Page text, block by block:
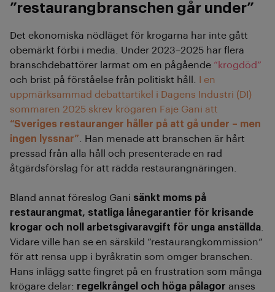
”restaurangbranschen går under”
Det ekonomiska nödläget för krogarna har inte gått
obemärkt förbi i media. Under 2023–2025 har flera
branschdebattörer larmat om en pågående “krogdöd”
och brist på förståelse från politiskt håll.
I en
uppmärksammad debattartikel i Dagens Industri (DI)
sommaren 2025 skrev krögaren Faje Gani att
“Sveriges restauranger håller på att gå under – men
ingen lyssnar” . Han menade att branschen är hårt
pressad från alla håll och presenterade en rad
åtgärdsförslag för att rädda restaurangnäringen.
Bland annat föreslog Gani sänkt moms på
restaurangmat, statliga lånegarantier för krisande
krogar och noll arbetsgivaravgift för unga anställda
Vidare ville han se en särskild “restaurangkommission”
för att rensa upp i byråkratin som omger branschen.
Hans inlägg satte fingret på en frustration som många
krögare delar: regelkrångel och höga pålagor anses